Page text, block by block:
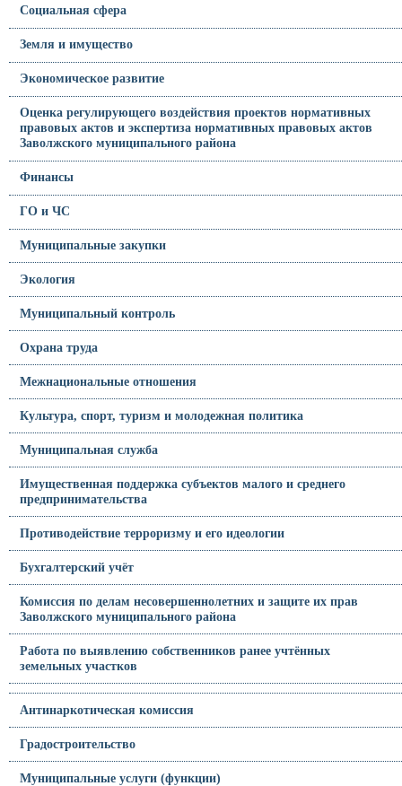
Социальная сфера
Земля и имущество
Экономическое развитие
Оценка регулирующего воздействия проектов нормативных
правовых актов и экспертиза нормативных правовых актов
Заволжского муниципального района
Финансы
ГО и ЧС
Муниципальные закупки
Экология
Муниципальный контроль
Охрана труда
Межнациональные отношения
Культура, спорт, туризм и молодежная политика
Муниципальная служба
Имущественная поддержка субъектов малого и среднего
предпринимательства
Противодействие терроризму и его идеологии
Бухгалтерский учёт
Комиссия по делам несовершеннолетних и защите их прав
Заволжского муниципального района
Работа по выявлению собственников ранее учтённых
земельных участков
Антинаркотическая комиссия
Градостроительство
Муниципальные услуги (функции)